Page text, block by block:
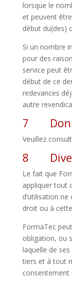
lorsque le
et peuvent
début du(des)
Si un nombre
pour des
service peut
début de ce
redevances
autre
7
Veuillez
8
Le fait que
appliquer tout
d’utilisation
droit ou à
FormaTec
obligation, ou
laquelle de
tiers et à tout
consentement